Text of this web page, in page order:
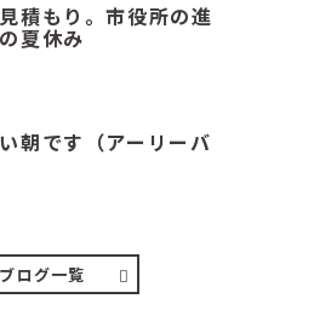
積もり。市役所の進
夏休み
朝です（アーリーバ
ブログ一覧